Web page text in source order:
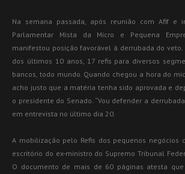
Na semana passada, após reunião com Afif e
Parlamentar Mista da Micro e Pequena
manifestou posição favorável à derrubada do veto.
dos últimos 10 anos, 17 refis para diversos
bancos, todo mundo. Quando chegou a hora do
acho justo que a matéria tenha sido aprovada e
o presidente do Senado. “Vou defender a
em entrevista no último dia 20.
A mobilização pelo Refis dos pequenos negócios
escritório do ex-ministro do Supremo Tribunal
O documento de mais de 60 páginas atesta